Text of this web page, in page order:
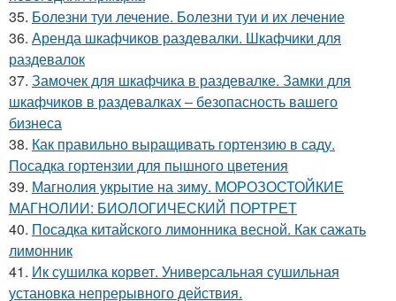
35. Болезни туи лечение. Болезни туи и их лечение
36. Аренда шкафчиков раздевалки. Шкафчики для
раздевалок
37. Замочек для шкафчика в раздевалке. Замки для
шкафчиков в раздевалках – безопасность вашего
бизнеса
38. Как правильно выращивать гортензию в саду.
Посадка гортензии для пышного цветения
39. Магнолия укрытие на зиму. МОРОЗОСТОЙКИЕ
МАГНОЛИИ: БИОЛОГИЧЕСКИЙ ПОРТРЕТ
40. Посадка китайского лимонника весной. Как сажать
лимонник
41. Ик сушилка корвет. Универсальная сушильная
установка непрерывного действия.